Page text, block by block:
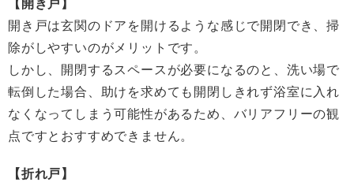
開き戸は玄関のドアを開けるような感じで開閉でき、掃
除がしやすいのがメリットです。
しかし、開閉するスペースが必要になるのと、洗い場で
転倒した場合、助けを求めても開閉しきれず浴室に入れ
なくなってしまう可能性があるため、バリアフリーの観
点ですとおすすめできません。
【折れ戸】